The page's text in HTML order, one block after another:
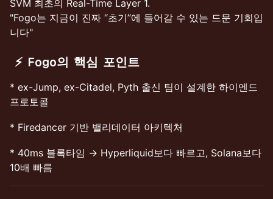
SVM 최초의 Real-Time Layer 1.
"Fogo는 지금이 진짜 “초기”에 들어갈 수 있는 드문 기회입
니다"
⚡ Fogo의 핵심 포인트
* ex-Jump, ex-Citadel, Pyth 출신 팀이 설계한 하이엔드
프로토콜
* Firedancer 기반 밸리데이터 아키텍처
* 40ms 블록타임 → Hyperliquid보다 빠르고, Solana보다
10배 빠름